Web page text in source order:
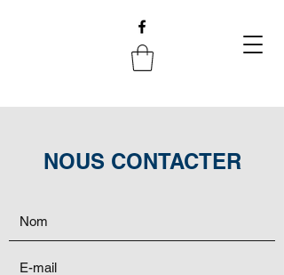
NOUS CONTACTER